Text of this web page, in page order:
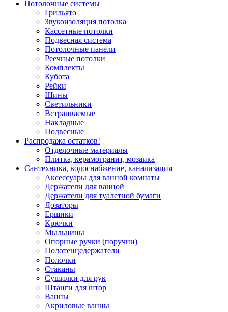
Потолочные системы
Грильято
Звукоизоляция потолка
Кассетные потолки
Подвесная система
Потолочные панели
Реечные потолки
Комплекты
Кубота
Рейки
Шины
Светильники
Встраиваемые
Накладные
Подвесные
Распродажа остатков!
Отделочные материалы
Плитка, керамогранит, мозаика
Сантехника, водоснабжение, канализация
Аксессуары для ванной комнаты
Держатели для ванной
Держатели для туалетной бумаги
Дозаторы
Ершики
Крючки
Мыльницы
Опорные ручки (поручни)
Полотенцедержатели
Полочки
Стаканы
Сушилки для рук
Штанги для штор
Ванны
Акриловые ванны